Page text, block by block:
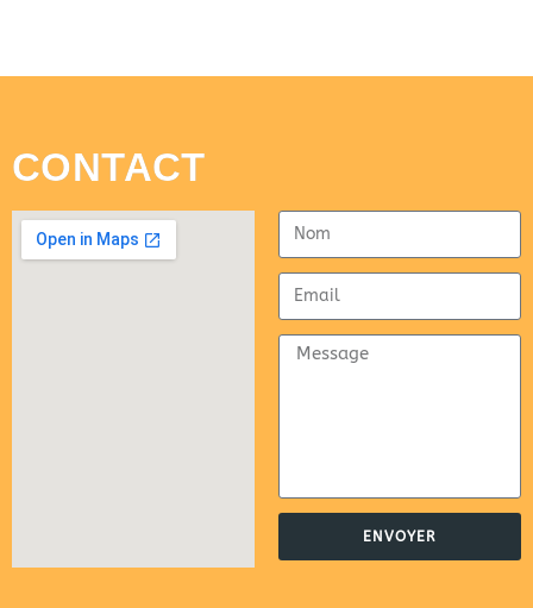
CONTACT
ENVOYER